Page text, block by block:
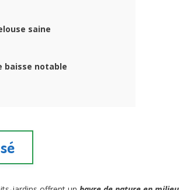
saine
baisse notable